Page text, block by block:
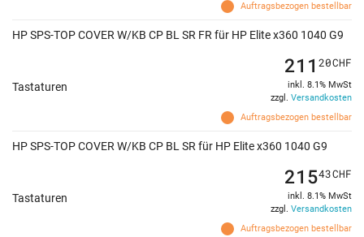
Auftragsbezogen bestellbar
HP SPS-TOP COVER W/KB CP BL SR FR für HP Elite x360 1040 G9
Tastaturen
Auftragsbezogen bestellbar
211 20CHF
inkl. 8.1% MwSt
zzgl. Versandkosten
HP SPS-TOP COVER W/KB CP BL SR für HP Elite x360 1040 G9
Tastaturen
Auftragsbezogen bestellbar
21543CHF
inkl. 8.1% MwSt
zzgl. Versandkosten